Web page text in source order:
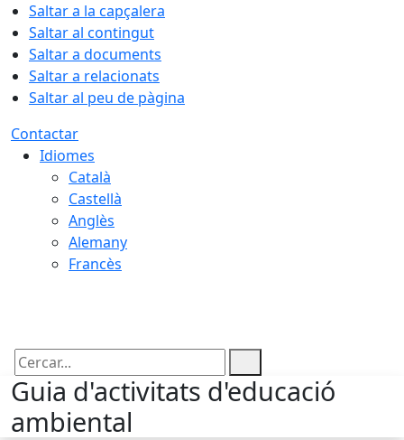
Saltar a la capçalera
Saltar al contingut
Saltar a documents
Saltar a relacionats
Saltar al peu de pàgina
Contactar
Idiomes
Català
Castellà
Anglès
Alemany
Francès
Cercar:
Guia d'activitats d'educació
ambiental